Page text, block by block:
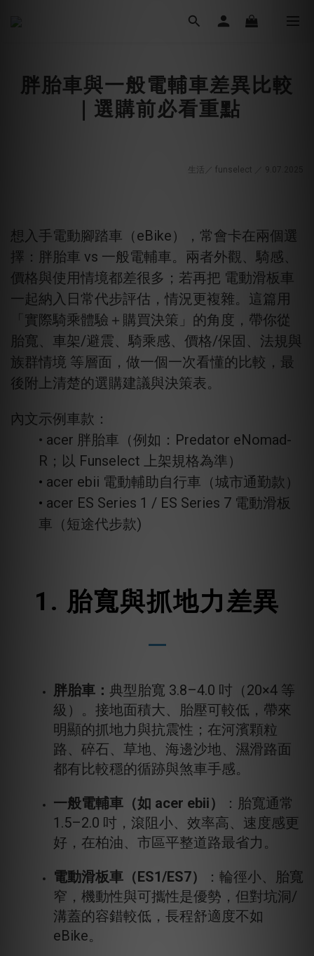
胖胎車與一般電輔車差異比較
｜選購前必看重點
生活／ funselect ／ 9.07
想入手電動腳踏車（eBike），常會卡在兩個選
擇：胖胎車 vs 一般電輔車。兩者外觀、騎感、
價格與使用情境都差很多；若再把 電動滑板車
一起納入日常代步評估，情況更複雜。這篇用
「實際騎乘體驗＋購買決策」的角度，帶你從
胎寬、車架/避震、騎乘感、價格/保固、法規與
族群情境 等層面，做一個一次看懂的比較，最
後附上清楚的選購建議與決策表。
內文示例車款：
• acer 胖胎車（例如：Predator eNomad-
R；以 Funselect 上架規格為準）
• acer ebii 電動輔助自行車（城市通勤款）
• acer ES Series 1 / ES Series 7 電動滑板
車（短途代步款)
1. 胎寬與抓地力差異
胖胎車： 典型胎寬 3.8–4.0 吋（20×4 等
級）。接地面積大、胎壓可較低，帶來
明顯的抓地力與抗震性；在河濱顆粒
路、碎石、草地、海邊沙地、濕滑路面
都有比較穩的循跡與煞車手感。
一般電輔車（如 acer ebii）
：胎寬通常
1.5–2.0 吋，滾阻小、效率高、速度感更
好，在柏油、市區平整道路最省力。
電動滑板車（ES1/ES7）
：輪徑小、胎寬
窄，機動性與可攜性是優勢，但對坑洞/
溝蓋的容錯較低，長程舒適度不如
eBike。